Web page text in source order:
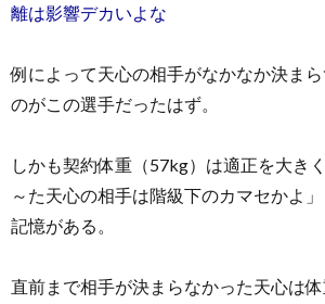
離は影響デカいよな
例によって天心の相手がなかなか決ま
のがこの選手だったはず。
しかも契約体重（57kg）は適正を大き
～た天心の相手は階級下のカマセかよ
記憶がある。
直前まで相手が決まらなかった天心は体